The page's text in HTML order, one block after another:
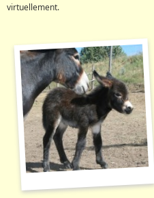
virtuellement.